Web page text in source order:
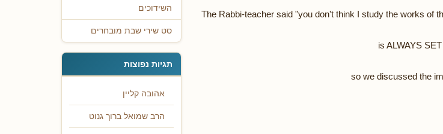
The Rabbi-teacher said "you don't think I study the works of
is ALWAYS
השידוכים
סט שירי שבת מובחרים
תגיות נפוצות
אהובה קליין
הרב שמואל ברוך גנוט